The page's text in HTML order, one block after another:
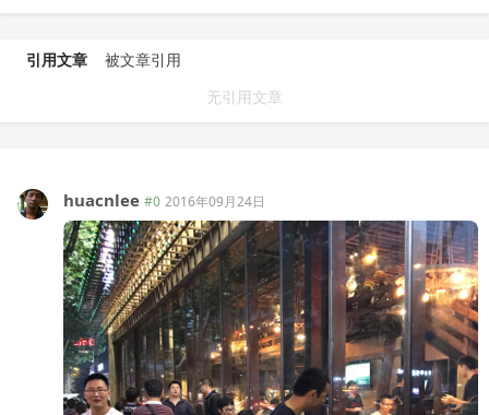
引用文章
被文章引用
无引用文章
huacnlee #0 2016年09月24日